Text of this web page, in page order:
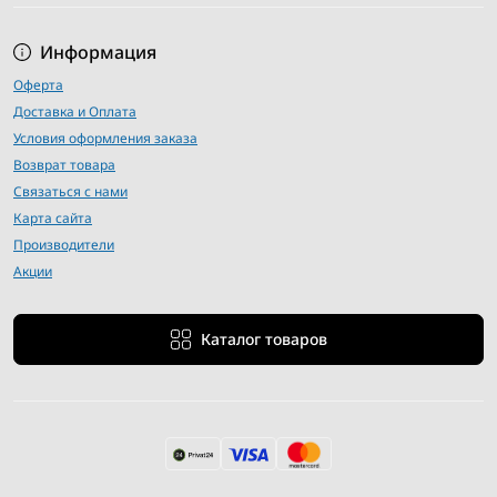
Информация
Оферта
Доставка и Оплата
Условия оформления заказа
Возврат товара
Связаться с нами
Карта сайта
Производители
Акции
Каталог товаров